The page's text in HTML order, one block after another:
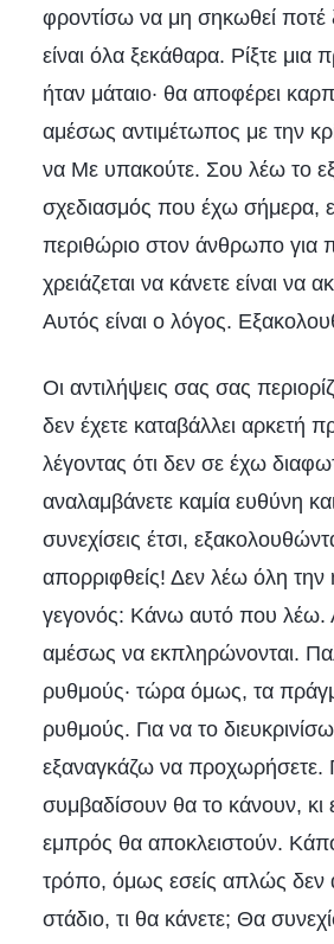
φροντίσω να μη σηκωθεί
είναι όλα ξεκάθαρα. Ρίξτε
ήταν μάταιο· θα αποφέρει
αμέσως αντιμέτωπος με την
να Με υπακούτε. Σου λέω το
σχεδιασμός που έχω σήμερα,
περιθώριο στον άνθρωπο για
χρειάζεται να κάνετε είναι να
Αυτός είναι ο λόγος.
Οι αντιλήψεις σας σας
δεν έχετε καταβάλλει αρκετή
λέγοντας ότι δεν σε έχω
αναλαμβάνετε καμία ευθύνη
συνεχίσεις έτσι,
απορριφθείς! Δεν λέω όλη την
γεγονός: Κάνω αυτό που λέω.
αμέσως να εκπληρώνονται.
ρυθμούς· τώρα όμως, τα
ρυθμούς. Για να το
εξαναγκάζω να προχωρήσετε.
συμβαδίσουν θα το κάνουν, κι
εμπρός θα αποκλειστούν.
τρόπο, όμως εσείς απλώς δεν
στάδιο, τι θα κάνετε; Θα